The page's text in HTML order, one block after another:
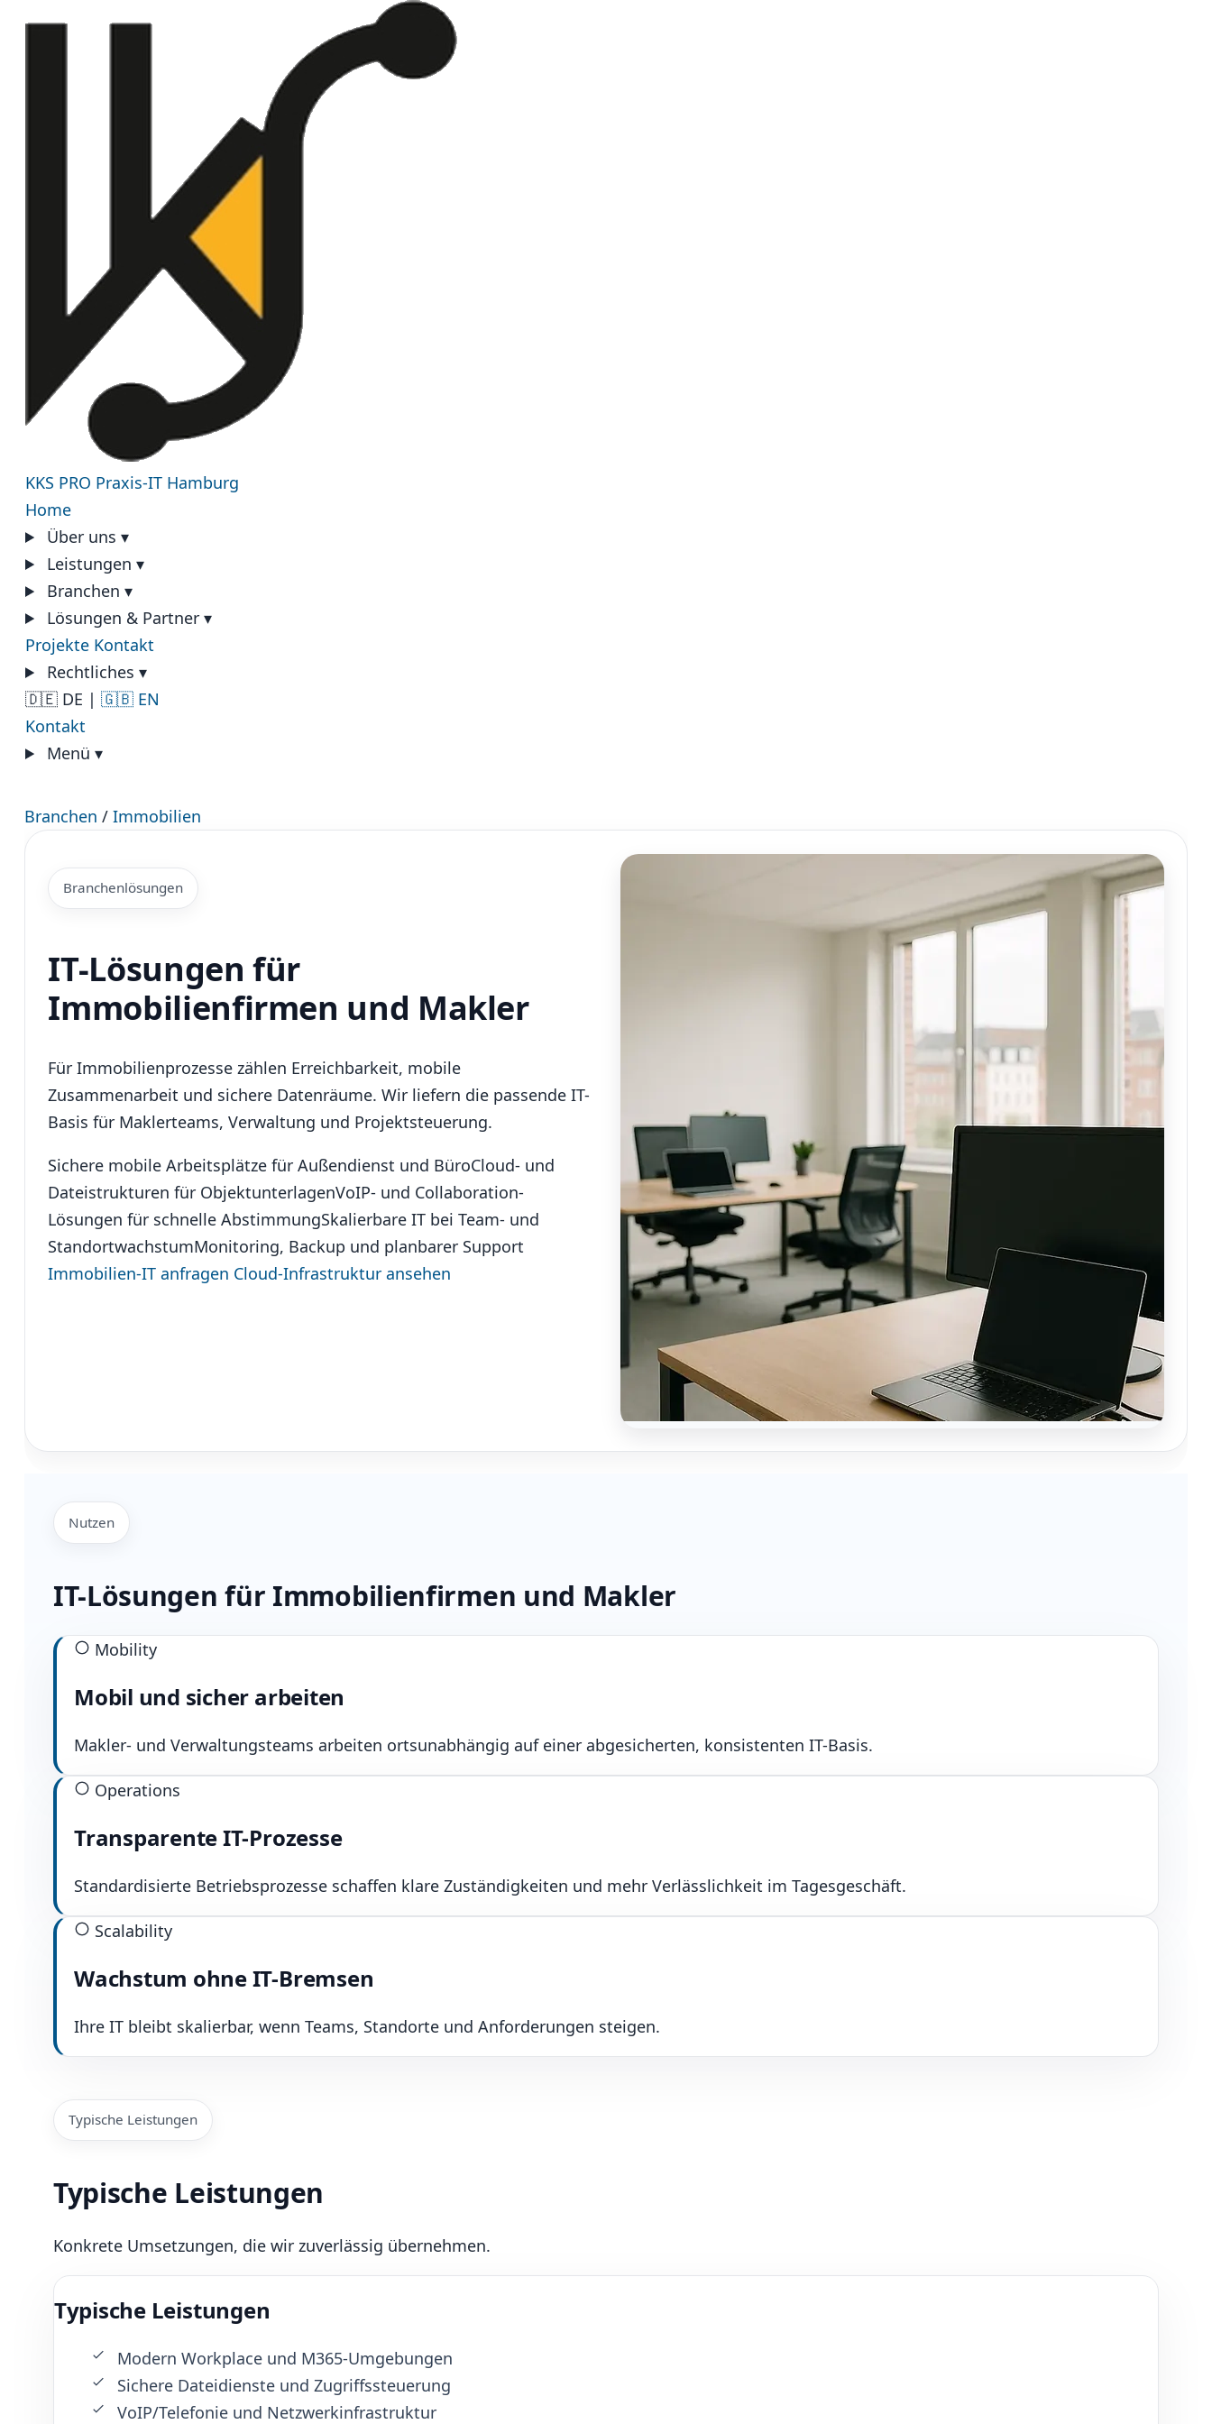
KKS PRO Praxis-IT Hamburg
Home
Über uns▾
Leistungen▾
Branchen▾
Lösungen & Partner▾
Projekte Kontakt
Rechtliches▾
🇩🇪 DE | 🇬🇧 EN
Kontakt
Menü▾
Branchen / Immobilien
Branchenlösungen
IT-Lösungen für
Immobilienfirmen und Makler
Für Immobilienprozesse zählen Erreichbarkeit, mobile
Zusammenarbeit und sichere Datenräume. Wir liefern die passende IT-
Basis für Maklerteams, Verwaltung und Projektsteuerung.
Sichere mobile Arbeitsplätze für Außendienst und BüroCloud- und
Dateistrukturen für ObjektunterlagenVoIP- und Collaboration-
Lösungen für schnelle AbstimmungSkalierbare IT bei Team- und
StandortwachstumMonitoring, Backup und planbarer Support
Immobilien-IT anfragen Cloud-Infrastruktur ansehen
Nutzen
IT-Lösungen für Immobilienfirmen und Makler
Mobility
Mobil und sicher arbeiten
Makler- und Verwaltungsteams arbeiten ortsunabhängig auf einer abgesicherten, konsistenten IT-Basis.
Operations
Transparente IT-Prozesse
Standardisierte Betriebsprozesse schaffen klare Zuständigkeiten und mehr Verlässlichkeit im Tagesgeschäft.
Scalability
Wachstum ohne IT-Bremsen
Ihre IT bleibt skalierbar, wenn Teams, Standorte und Anforderungen steigen.
Typische Leistungen
Typische Leistungen
Konkrete Umsetzungen, die wir zuverlässig übernehmen.
Typische Leistungen
Modern Workplace und M365-Umgebungen
Sichere Dateidienste und Zugriffssteuerung
VoIP/Telefonie und Netzwerkinfrastruktur